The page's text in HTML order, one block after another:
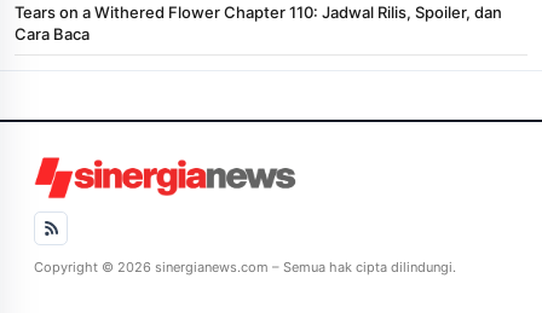
Tears on a Withered Flower Chapter 110: Jadwal Rilis, Spoiler, dan
Cara Baca
Copyright © 2026 sinergianews.com – Semua hak cipta dilindungi.